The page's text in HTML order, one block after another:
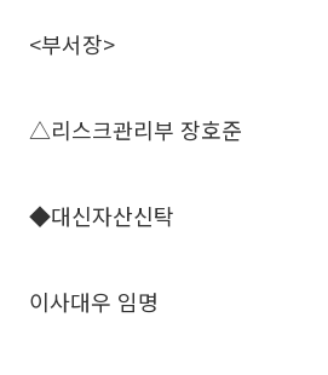
<부서장>
△리스크관리부 장호준
◆대신자산신탁
이사대우 임명